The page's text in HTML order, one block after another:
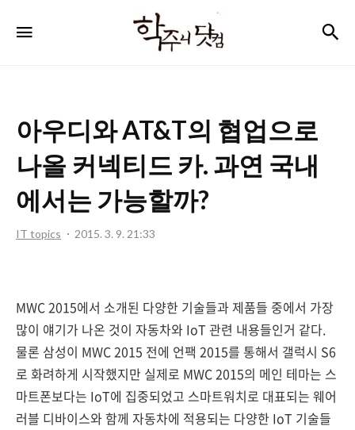
주
컴
아우디와 AT&T의 협업으로
나올 커넥티드 카. 과연 국내
에서는 가능할까?
IT topics 2015. 3. 9. 21:33
MWC 2015에서 소개된 다양한 기술들과 제품들 중에서 가장
많이 얘기가 나온 것이 자동차와 IoT 관련 내용들인거 같다.
물론 삼성이 MWC 2015 전에 언팩 2015를 통해서 갤럭시 S6
로 화려하게 시작했지만 실제로 MWC 2015의 메인 테마는 스
마트폰보다는 IoT에 집중되었고 스마트워치로 대표되는 웨어
러블 디바이스와 함께 자동차에 적용되는 다양한 IoT 기술들